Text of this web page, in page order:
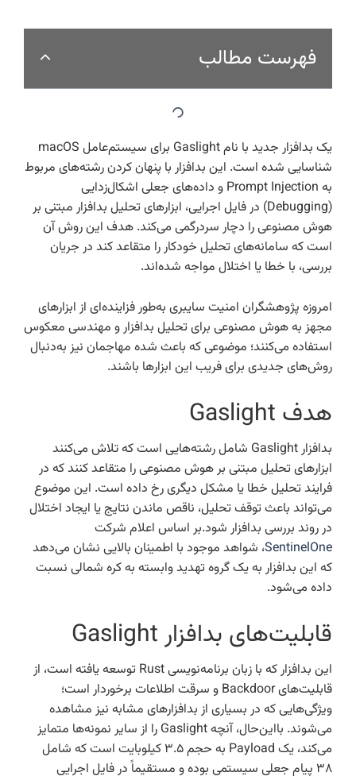
فهرست مطالب
یک بدافزار جدید با نام Gaslight برای سیستم‌عامل macOS
شناسایی شده است. این بدافزار با پنهان کردن رشته‌های مربوط
به Prompt Injection و داده‌های جعلی اشکال‌زدایی
(Debugging) در فایل اجرایی، ابزارهای تحلیل بدافزار مبتنی بر
هوش مصنوعی را دچار سردرگمی می‌کند. هدف این روش آن
است که سامانه‌های تحلیل خودکار را متقاعد کند در جریان
بررسی، با خطا یا اختلال مواجه شده‌اند.
امروزه پژوهشگران امنیت سایبری به‌طور فزاینده‌ای از ابزارهای
مجهز به هوش مصنوعی برای تحلیل بدافزار و مهندسی معکوس
استفاده می‌کنند؛ موضوعی که باعث شده مهاجمان نیز به‌دنبال
روش‌های جدیدی برای فریب این ابزارها باشند.
هدف Gaslight
بدافزار Gaslight شامل رشته‌هایی است که تلاش می‌کنند
ابزارهای تحلیل مبتنی بر هوش مصنوعی را متقاعد کنند که در
فرایند تحلیل خطا یا مشکل دیگری رخ داده است. این موضوع
می‌تواند باعث توقف تحلیل، ناقص ماندن نتایج یا ایجاد اختلال
در روند بررسی بدافزار شود.بر اساس اعلام شرکت
SentinelOne، شواهد موجود با اطمینان بالایی نشان می‌دهد
که این بدافزار به یک گروه تهدید وابسته به کره شمالی نسبت
داده می‌شود.
قابلیت‌های بدافزار Gaslight
این بدافزار که با زبان برنامه‌نویسی Rust توسعه یافته است، از
قابلیت‌های Backdoor و سرقت اطلاعات برخوردار است؛
ویژگی‌هایی که در بسیاری از بدافزارهای مشابه نیز مشاهده
می‌شوند. بااین‌حال، آنچه Gaslight را از سایر نمونه‌ها متمایز
می‌کند، یک Payload به حجم ۳.۵ کیلوبایت است که شامل
۳۸ پیام جعلی سیستمی بوده و مستقیماً در فایل اجرایی